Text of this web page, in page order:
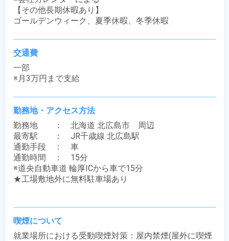
【その他長期休暇あり】
ゴールデンウィーク、夏季休暇、冬季休暇
交通費
一部
※月3万円まで支給
勤務地・アクセス方法
勤務地　　：　北海道 北広島市　周辺
最寄駅　　：　JR千歳線 北広島駅
通勤手段　：　車
通勤時間　：　15分
※道央自動車道 輪厚ICから車で15分
★工場敷地外に無料駐車場あり
喫煙について
就業場所における受動喫煙対策：屋内禁煙(屋外に喫煙